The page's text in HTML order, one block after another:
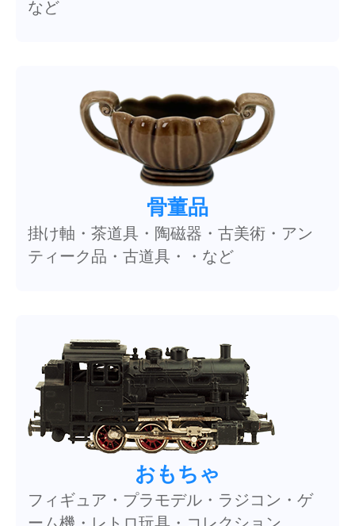
など
骨董品
掛け軸・茶道具・陶磁器・古美術・アン
ティーク品・古道具・・など
おもちゃ
フィギュア・プラモデル・ラジコン・ゲ